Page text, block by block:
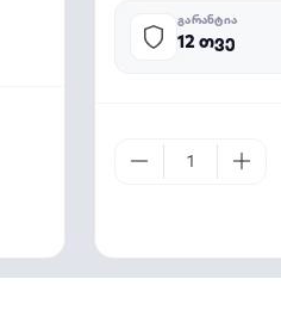
ᲒᲐᲠᲐᲜᲢᲘᲐ
12 თვე